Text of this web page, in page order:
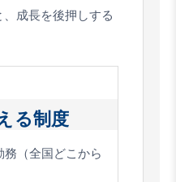
成長を後押しする
る制度
務（全国どこから